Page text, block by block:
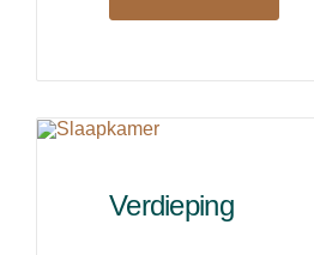
Verdieping